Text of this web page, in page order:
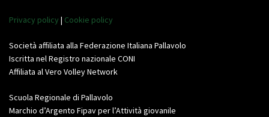
Privacy policy | Cookie policy
Società affiliata alla Federazione Italiana Pallavolo
Iscritta nel Registro nazionale CONI
Affiliata al Vero Volley Network
Scuola Regionale di Pallavolo
Marchio d’Argento Fipav per l’Attività giovanile